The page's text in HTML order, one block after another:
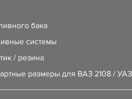
бака
системы
/ резина
размеры для ВАЗ 2108 / УАЗ